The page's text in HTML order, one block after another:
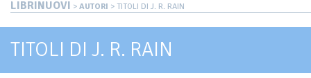
LIBRINUOVI > AUTORI > TITOLI DI J. R. RAIN
TITOLI DI J. R. RAIN